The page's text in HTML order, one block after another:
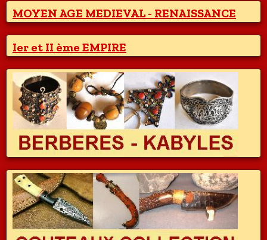
MOYEN AGE MEDIEVAL - RENAISSANCE
Ier et II ème EMPIRE